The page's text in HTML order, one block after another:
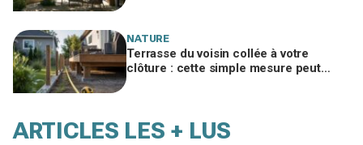
NATURE
Terrasse du voisin collée à votre
clôture : cette simple mesure peut
ARTICLES LES + LUS